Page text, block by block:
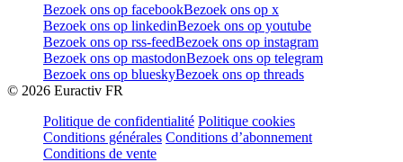
Bezoek ons op facebookBezoek ons op x
Bezoek ons op linkedinBezoek ons op youtube
Bezoek ons op rss-feedBezoek ons op instagram
Bezoek ons op mastodonBezoek ons op telegram
Bezoek ons op blueskyBezoek ons op threads
© 2026 Euractiv FR
Politique de confidentialité Politique cookies
Conditions générales Conditions d’abonnement
Conditions de vente